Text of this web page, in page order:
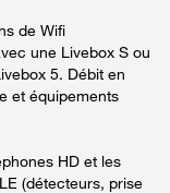
de Wifi
une Livebox S ou
5. Débit en
et équipements
HD et les
(détecteurs, prise